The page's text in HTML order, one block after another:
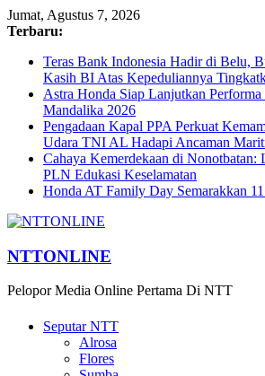
Jumat, Agustus 7, 2026
Terbaru:
Teras Bank Indonesia Hadir di Belu,
Kasih BI Atas Kepeduliannya
Astra Honda Siap Lanjutkan
Mandalika 2026
Pengadaan Kapal PPA Perkuat
Udara TNI AL Hadapi Ancaman
Cahaya Kemerdekaan di Nonotbatan:
PLN Edukasi Keselamatan
Honda AT Family Day Semarakkan
NTTONLINE
Pelopor Media Online Pertama Di NTT
Seputar NTT
Alrosa
Flores